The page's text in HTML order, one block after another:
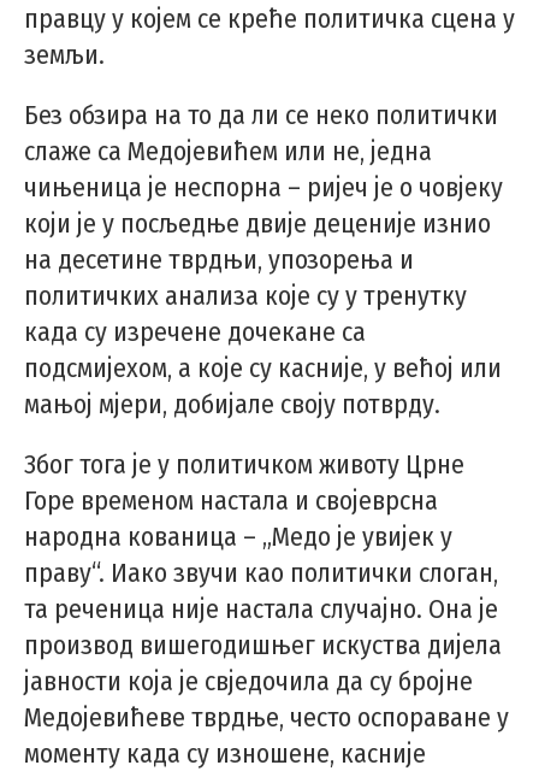
правцу у којем се креће политичка сцена у
земљи.
Без обзира на то да ли се неко политички
слаже са Медојевићем или не, једна
чињеница је неспорна – ријеч је о човјеку
који је у посљедње двије деценије изнио
на десетине тврдњи, упозорења и
политичких анализа које су у тренутку
када су изречене дочекане са
подсмијехом, а које су касније, у већој или
мањој мјери, добијале своју потврду.
Због тога је у политичком животу Црне
Горе временом настала и својеврсна
народна кованица – „Медо је увијек у
праву“. Иако звучи као политички слоган,
та реченица није настала случајно. Она је
производ вишегодишњег искуства дијела
јавности која је свједочила да су бројне
Медојевићеве тврдње, често оспораване у
моменту када су изношене, касније